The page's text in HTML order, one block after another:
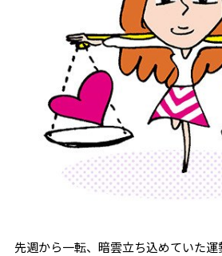
先週から一転、暗雲立ち込めていた